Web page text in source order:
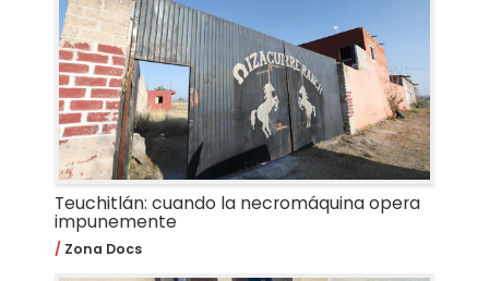
Teuchitlán: cuando la necromáquina opera
impunemente
Zona Docs